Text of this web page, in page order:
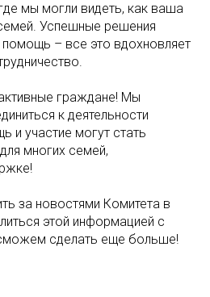
мы могли видеть, как ваша
Успешные решения
– все это вдохновляет
граждане! Мы
к деятельности
и участие могут стать
многих семей,
за новостями Комитета в
этой информацией с
сделать еще больше!